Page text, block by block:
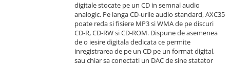
digitale stocate pe un CD in semnal audio
analogic. Pe langa CD-urile audio standard, AXC35
poate reda si fisiere MP3 si WMA de pe discuri
CD-R, CD-RW si CD-ROM. Dispune de asemenea
de o iesire digitala dedicata ce permite
inregistrarea de pe un CD pe un format digital,
sau chiar sa conectati un DAC de sine statator